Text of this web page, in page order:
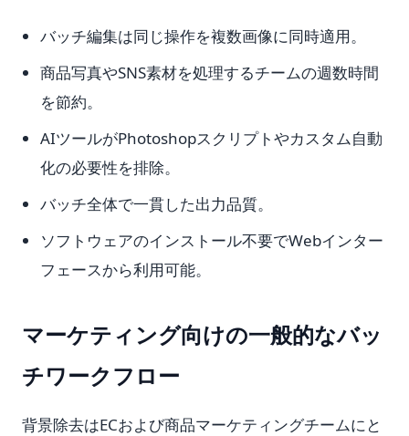
バッチ編集は同じ操作を複数画像に同時適用。
商品写真やSNS素材を処理するチームの週数時間
を節約。
AIツールがPhotoshopスクリプトやカスタム自動
化の必要性を排除。
バッチ全体で一貫した出力品質。
ソフトウェアのインストール不要でWebインター
フェースから利用可能。
マーケティング向けの一般的なバッ
チワークフロー
背景除去はECおよび商品マーケティングチームにと